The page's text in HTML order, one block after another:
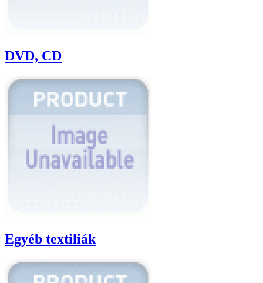
DVD, CD
Egyéb textiliák